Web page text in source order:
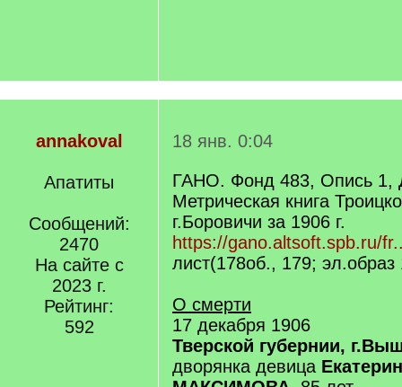
annakoval
Апатиты
Сообщений:
2470
На сайте с
2023 г.
Рейтинг:
592
18 янв. 0:04
ГАНО. Фонд 483, Опись 1,
Метрическая книга
г.Боровичи за 1906 г.
https://gano.altsoft.spb.ru/
лист(178об., 179; эл.образ
О смерти
17 декабря 1906
Тверской губернии,
дворянка девица